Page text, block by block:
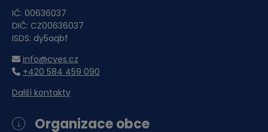
IČ: 00636037
DIČ: CZ00636037
ISDS: dy5aqbf
info@cves.cz
+420 584 459 090
Další kontakty
Organizace obce